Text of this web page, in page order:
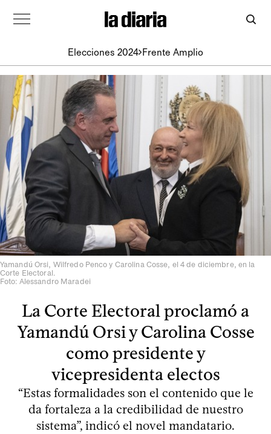
Elecciones 2024 Frente Amplio
Yamandú Orsi, Wilfredo Penco y Carolina Cosse, el 4 de diciembre, en la
Corte Electoral.
Foto: Alessandro Maradei
La Corte Electoral proclamó a
Yamandú Orsi y Carolina Cosse
como presidente y
vicepresidenta electos
“Estas formalidades son el contenido que le
da fortaleza a la credibilidad de nuestro
sistema”, indicó el novel mandatario.